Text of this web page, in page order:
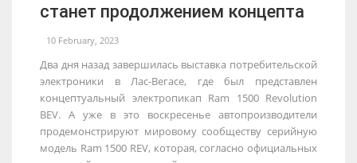
станет продолжением концепта
10 February, 2023
Два дня назад завершилась выставка потребительской
электроники в Лас-Вегасе, где был представлен
концептуальный электропикап Ram 1500 Revolution
BEV. А уже в это воскресенье автопроизводители
продемонстрируют мировому сообществу серийную
модель Ram 1500 REV, которая, согласно официальных